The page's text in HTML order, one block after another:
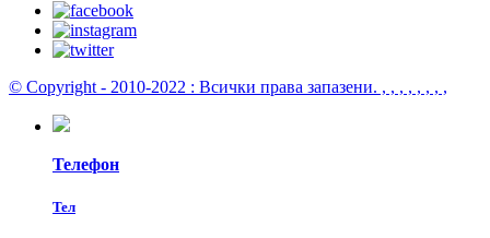
© Copyright - 2010-2022 : Всички права запазени. , , , , , , , ,
Телефон
Тел